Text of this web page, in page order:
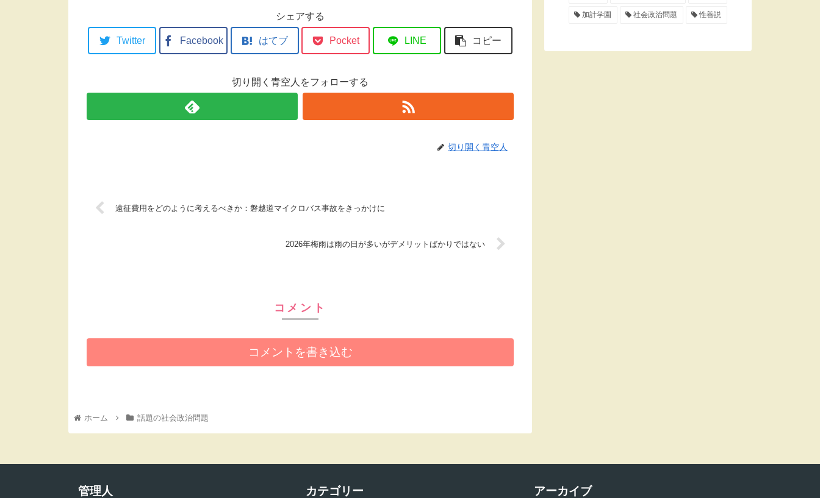
シェアする
Twitter Facebook はてブ Pocket LINE コピー
切り開く青空人をフォローする
切り開く青空人
遠征費用をどのように考えるべきか：磐越道マイクロバス事故をきっかけに
2026年梅雨は雨の日が多いがデメリットばかりではない
コメント
コメントを書き込む
ホーム 話題の社会政治問題
加計学園 社会政治問題 性善説
管理人 カテゴリー アーカイブ